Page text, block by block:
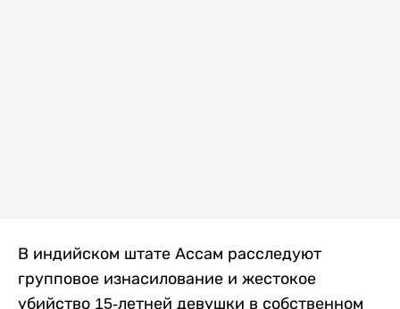
В индийском штате Ассам расследуют
групповое изнасилование и жестокое
убийство 15-летней девушки в собственном